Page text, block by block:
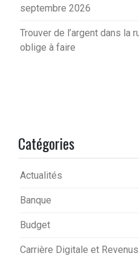
septembre 2026
Trouver de l’argent dans la
oblige à faire
Catégories
Actualités
Banque
Budget
Carrière Digitale et